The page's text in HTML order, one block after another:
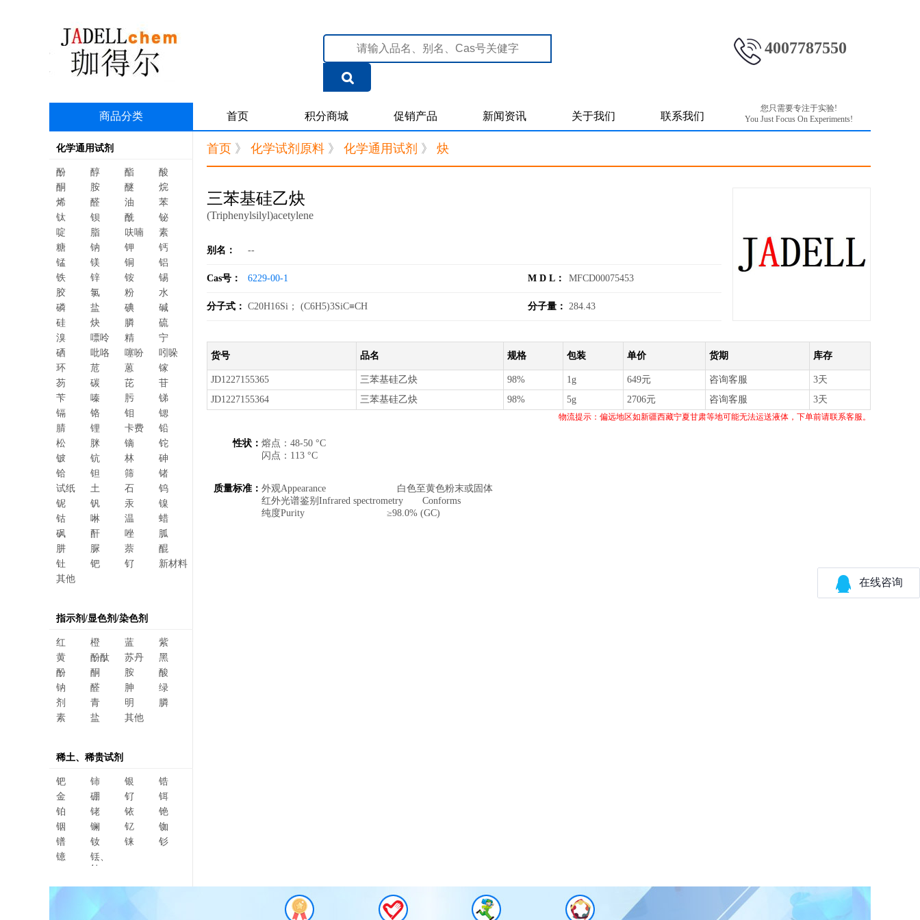
4007787550
商品分类 首页 积分商城 促销产品 新闻资讯 关于我们 联系我们
您只需要专注于实验!
You Just Focus On Experiments!
化学通用试剂
酚 醇 酯
酸
酮
胺 醚
烷
烯
醛 油
苯
钛
钡 酰
铋
啶
脂 呋喃
素
糖
钠 钾
钙
锰
镁 铜
铝
铁
锌 铵
锡
胶
氯 粉
水
磷
盐 碘
碱
硅
炔 膦
硫
溴
嘌呤 精
宁
硒
吡咯 噻吩
吲哚
环
苊 蒽
镓
芴
碳 芘
苷
苄
嗪 肟
锑
镉
铬 钼
锶
腈
锂 卡费
铅
松
脒 镝
铊
铍
钪 林
砷
铪
钽 筛
锗
试纸
土 石
钨
铌
钒 汞
镍
钴
啉 温
蜡
砜
酐 唑
胍
肼
脲 萘
醌
钍
钯 钌
新材料
其他
指示剂/显色剂/染色剂
红 橙 蓝
紫
黄
酚酞 苏丹
黑
酚
酮 胺
酸
钠
醛 胂
绿
剂
青 明
膦
素
盐 其他
稀土、稀贵试剂
钯 铈 银
锆
金
硼 钌
铒
铂
铑 铱
铯
铟
镧 钇
铷
镨
钕 铼
钐
镱
铥、
钆、
首页 》 化学试剂原料 》 化学通用试剂 》 炔
三苯基硅乙炔
(Triphenylsilyl)acetylene
别名： --
Cas号： 6229-00-1 M D L： MFCD00075453
分子式： C20H16Si； (C6H5)3SiC≡CH 分子量： 284.43
货号 品名 规格 包装 单价 货期 库存
JD1227155365 三苯基硅乙炔 98% 1g 649元 咨询客服
3天
JD1227155364
三苯基硅乙炔 98% 5g 2706元 咨询客服 3天
物流提示：偏远地区如新疆西藏宁夏甘肃等地可能无法运送液体，下单前请联系客服。
性状： 熔点：48-50 °C
闪点：113 °C
质量标准： 外观Appearance 白色至黄色粉末或固体
红外光谱鉴别Infrared spectrometry Conforms
纯度Purity ≥98.0% (GC)